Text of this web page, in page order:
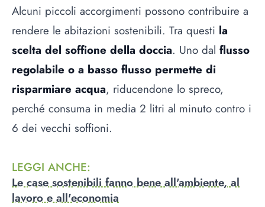
Alcuni piccoli accorgimenti possono contribuire a
rendere le abitazioni sostenibili. Tra questi la
scelta del soffione della doccia. Uno dal flusso
regolabile o a basso flusso permette di
risparmiare acqua, riducendone lo spreco,
perché consuma in media 2 litri al minuto contro i
6 dei vecchi soffioni.
LEGGI ANCHE:
Le case sostenibili fanno bene all'ambiente, al
lavoro e all'economia